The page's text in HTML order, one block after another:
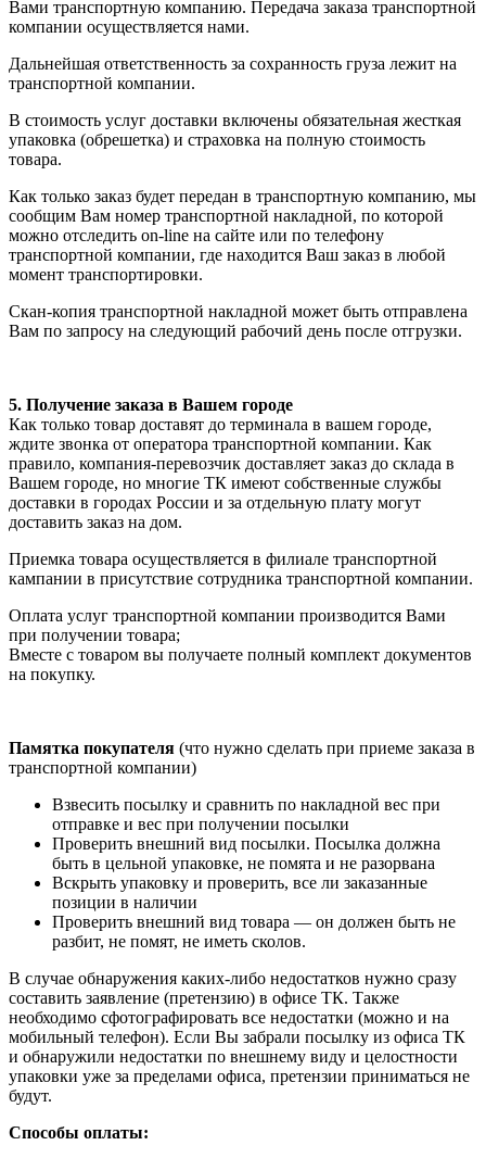
Вами транспортную компанию. Передача заказа транспортной
компании осуществляется нами.
Дальнейшая ответственность за сохранность груза лежит на
транспортной компании.
В стоимость услуг доставки включены обязательная жесткая
упаковка (обрешетка) и страховка на полную стоимость
товара.
Как только заказ будет передан в транспортную компанию, мы
сообщим Вам номер транспортной накладной, по которой
можно отследить on-line на сайте или по телефону
транспортной компании, где находится Ваш заказ в любой
момент транспортировки.
Скан-копия транспортной накладной может быть отправлена
Вам по запросу на следующий рабочий день после отгрузки.
5. Получение заказа в Вашем городе
Как только товар доставят до терминала в вашем городе,
ждите звонка от оператора транспортной компании. Как
правило, компания-перевозчик доставляет заказ до склада в
Вашем городе, но многие ТК имеют собственные службы
доставки в городах России и за отдельную плату могут
доставить заказ на дом.
Приемка товара осуществляется в филиале транспортной
кампании в присутствие сотрудника транспортной компании.
Оплата услуг транспортной компании производится Вами
при получении товара;
Вместе с товаром вы получаете полный комплект документов
на покупку.
Памятка покупателя (что нужно сделать при приеме заказа в
транспортной компании)
Взвесить посылку и сравнить по накладной вес при
отправке и вес при получении посылки
Проверить внешний вид посылки. Посылка должна
быть в цельной упаковке, не помята и не разорвана
Вскрыть упаковку и проверить, все ли заказанные
позиции в наличии
Проверить внешний вид товара — он должен быть не
разбит, не помят, не иметь сколов.
В случае обнаружения каких-либо недостатков нужно сразу
составить заявление (претензию) в офисе ТК. Также
необходимо сфотографировать все недостатки (можно и на
мобильный телефон). Если Вы забрали посылку из офиса ТК
и обнаружили недостатки по внешнему виду и целостности
упаковки уже за пределами офиса, претензии приниматься не
будут.
Способы оплаты: